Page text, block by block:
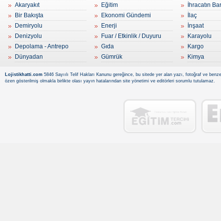
Akaryakıt
Bir Bakışta
Demiryolu
Denizyolu
Depolama - Antrepo
Dünyadan
Eğitim
Ekonomi Gündemi
Enerji
Fuar / Etkinlik / Duyuru
Gıda
Gümrük
İhracatın
İlaç
İnşaat
Karayolu
Kargo
Kimya
Lojistikhatti.com 5846 Sayıılı Telif Hakları Kanunu gereğince, bu sitede yer alan yazı, fotoğraf ve
özen gösterilmiş olmakla birlikte olası yayın hatalarından site yönetimi ve editörleri sorumlu tutulamaz.